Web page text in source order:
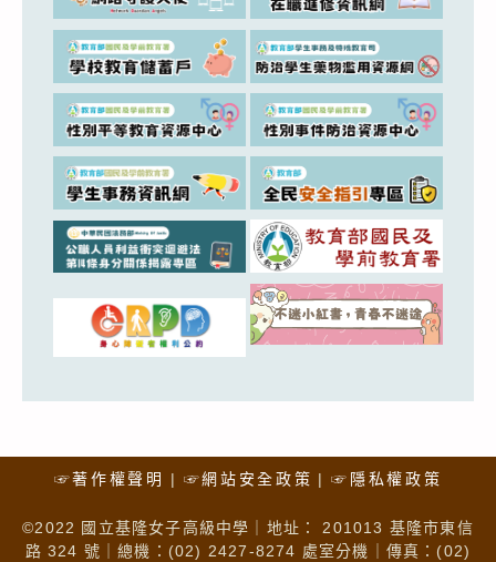
☞著作權聲明 ☞網站安全政策 ☞隱私權政策
©2022 國立基隆女子高級中學｜地址： 201013 基隆市東信
路 324 號｜總機：(02) 2427-8274 處室分機｜傳真：(02)